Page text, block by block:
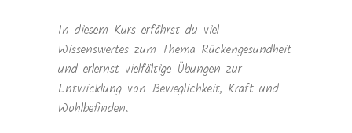
In diesem Kurs erfährst du viel
Wissenswertes zum Thema Rückengesundheit
und erlernst vielfältige Übungen zur
Entwicklung von Beweglichkeit, Kraft und
Wohlbefinden.